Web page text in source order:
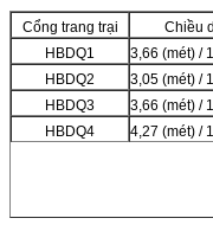
Cổng trang trại Chiều
HBDQ1
3,66 (mét) /
HBDQ2
3,05 (mét) /
HBDQ3
3,66 (mét) /
HBDQ4
4,27 (mét) /